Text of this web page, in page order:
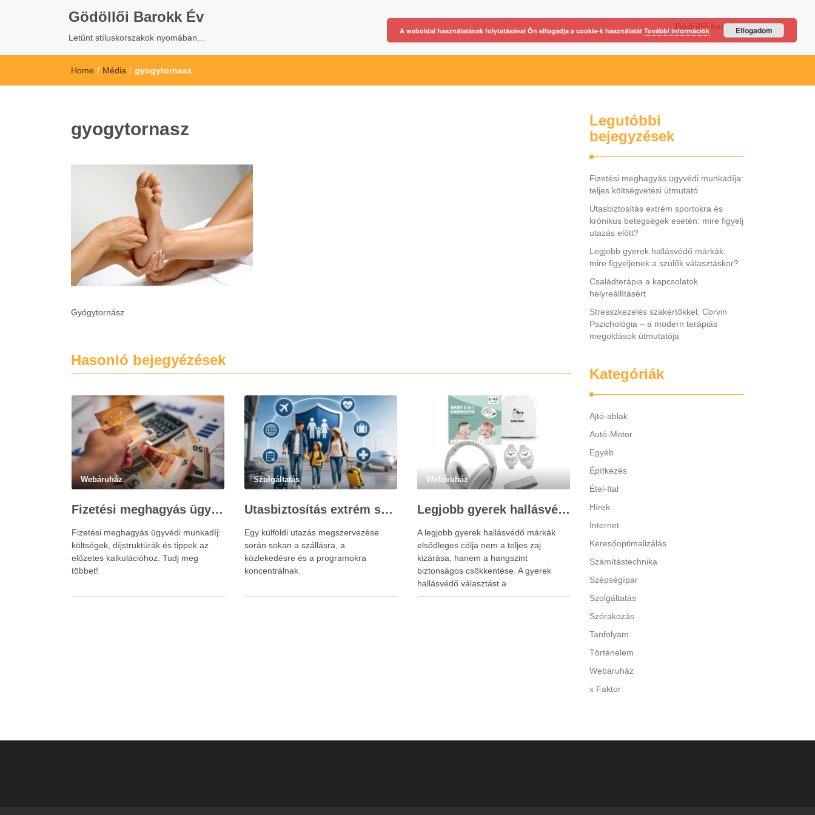
Gödöllői Barokk Év
Letűnt stíluskorszakok nyomában…
Gödöllő kastély
Home / Média / gyogytornasz
gyogytornasz
Gyógytornász
Hasonló bejegyézések
Webáruház
Fizetési meghagyás ügyvédi munkadíja: teljes költségvetési útmutató
Fizetési meghagyás ügyvédi munkadíj:
költségek, díjstruktúrák és tippek az
előzetes kalkulációhoz. Tudj meg
többet!
Szolgáltatás
Utasbiztosítás extrém sportokra és krónikus betegségek esetén: mire figyelj utazás előtt?
Egy külföldi utazás megszervezése
során sokan a szállásra, a
közlekedésre és a programokra
koncentrálnak.
Webáruház
Legjobb gyerek hallásvédő márkák: mire figyeljenek a szülők választáskor?
A legjobb gyerek hallásvédő márkák
elsődleges célja nem a teljes zaj
kizárása, hanem a hangszint
biztonságos csökkentése. A gyerek
hallásvédő választást a
www.earplugs.hu weboldal is
Legutóbbi
bejegyzések
Fizetési meghagyás ügyvédi munkadíja:
teljes költségvetési útmutató
Utasbiztosítás extrém sportokra és
krónikus betegségek esetén: mire figyelj
utazás előtt?
Legjobb gyerek hallásvédő márkák:
mire figyeljenek a szülők választáskor?
Családterápia a kapcsolatok
helyreállításért
Stresszkezelés szakértőkkel: Corvin
Pszichológia – a modern terápiás
megoldások útmutatója
Kategóriák
Ajtó-ablak
Autó-Motor
Egyéb
Építkezés
Étel-Ital
Hírek
Internet
Keresőoptimalizálás
Számítástechnika
Szépségípar
Szolgáltatás
Szórakozás
Tanfolyam
Történelem
Webáruház
x Faktor
A weboldal használatának folytatásával Ön elfogadja a cookie-k használatát További információk Elfogadom